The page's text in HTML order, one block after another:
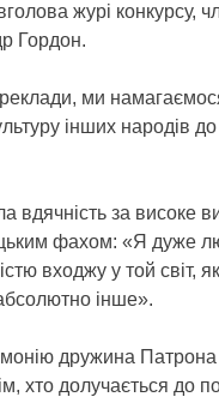
журі конкурсу,
Гордон.
ми
інших народів
вдячність за високе
фахом: «Я дуже
входжу у той
інше».
дружина Патрона
хто долучається до